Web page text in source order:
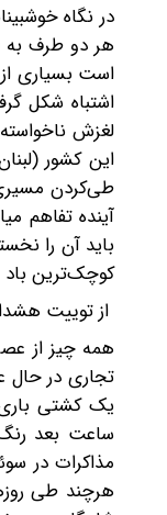
در نگاه
هر دو طرف به
است بسیاری
اشتباه شکل
لغزش
این کشور
طی‌کردن
آینده تفاهم
باید آن را
کوچک‌ترین باد
از توییت
همه چیز از
تجاری در حال
یک کشتی باری
ساعت بعد
مذاکرات در
هرچند طی